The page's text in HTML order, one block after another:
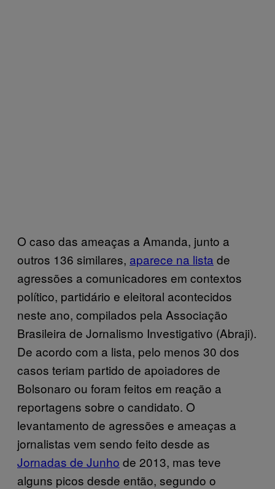
O caso das ameaças a Amanda, junto a
outros 136 similares, aparece na lista de
agressões a comunicadores em contextos
político, partidário e eleitoral acontecidos
neste ano, compilados pela Associação
Brasileira de Jornalismo Investigativo (Abraji).
De acordo com a lista, pelo menos 30 dos
casos teriam partido de apoiadores de
Bolsonaro ou foram feitos em reação a
reportagens sobre o candidato. O
levantamento de agressões e ameaças a
jornalistas vem sendo feito desde as
Jornadas de Junho de 2013, mas teve
alguns picos desde então, segundo o